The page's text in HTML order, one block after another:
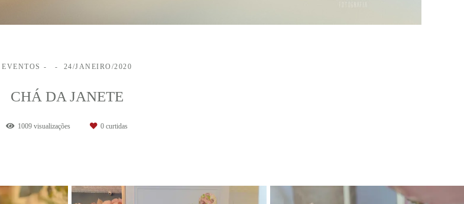
EVENTOS 24/JANEIRO/2020
CHÁ DA JANETE
1009 visualizações 0 curtidas